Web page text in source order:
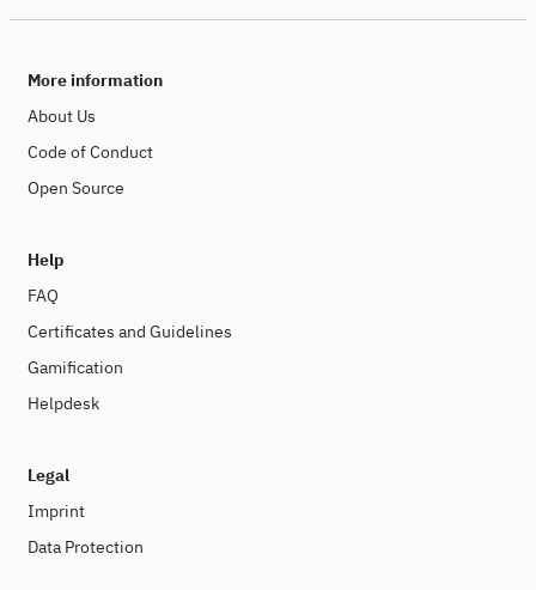
More information
About Us
Code of Conduct
Open Source
Help
FAQ
Certificates and Guidelines
Gamification
Helpdesk
Legal
Imprint
Data Protection